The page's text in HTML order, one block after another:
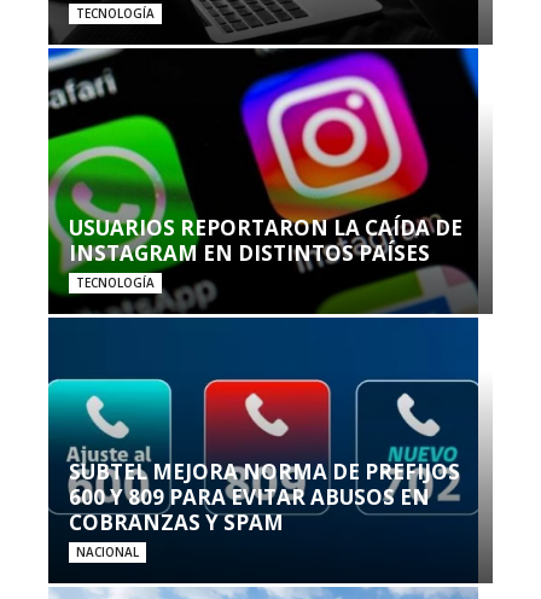
TECNOLOGÍA
USUARIOS REPORTARON LA CAÍDA DE
INSTAGRAM EN DISTINTOS PAÍSES
TECNOLOGÍA
SUBTEL MEJORA NORMA DE PREFIJOS
600 Y 809 PARA EVITAR ABUSOS EN
COBRANZAS Y SPAM
NACIONAL